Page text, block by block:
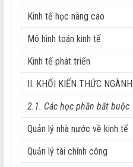
Kinh tế học nâng cao
Mô hình toán kinh tế
Kinh tế phát triển
II. KHỐI KIẾN THỨC NGÀNH
2.1. Các học phần bắt buộc
Quản lý nhà nước về kinh tế
Quản lý tài chính công